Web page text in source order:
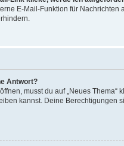
E-Mail-Funktion für
Antwort?
musst du auf „Neues
kannst. Deine Berechtigungen